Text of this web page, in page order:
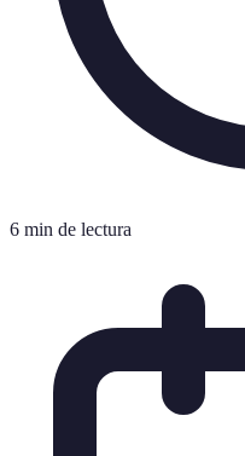
6 min de lectura